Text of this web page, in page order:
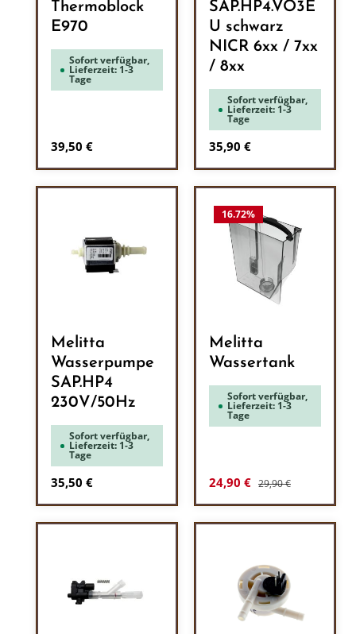
Thermoblock
E970
Sofort verfügbar,
Lieferzeit: 1-3
Tage
Regulärer Preis:
39,50 €
SAP.HP4.VO3E
U schwarz
NICR 6xx / 7xx
/ 8xx
Sofort verfügbar,
Lieferzeit: 1-3
Tage
Regulärer Preis:
35,90 €
Melitta
Wasserpumpe
SAP.HP4
230V/50Hz
Sofort verfügbar,
Lieferzeit: 1-3
Tage
Regulärer Preis:
35,50 €
16.72%
Melitta
Wassertank
Sofort verfügbar,
Lieferzeit: 1-3
Tage
Verkaufspreis:
24,90 € Regulärer Preis:
29,90 €